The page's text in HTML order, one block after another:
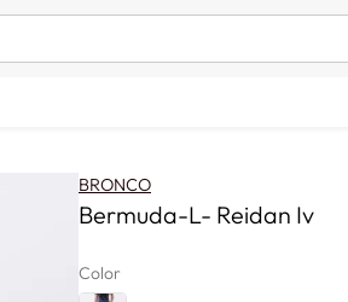
BRONCO
Bermuda-L- Reidan Iv
Color